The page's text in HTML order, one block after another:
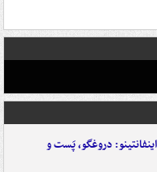
دروغگو، پَست‌ و